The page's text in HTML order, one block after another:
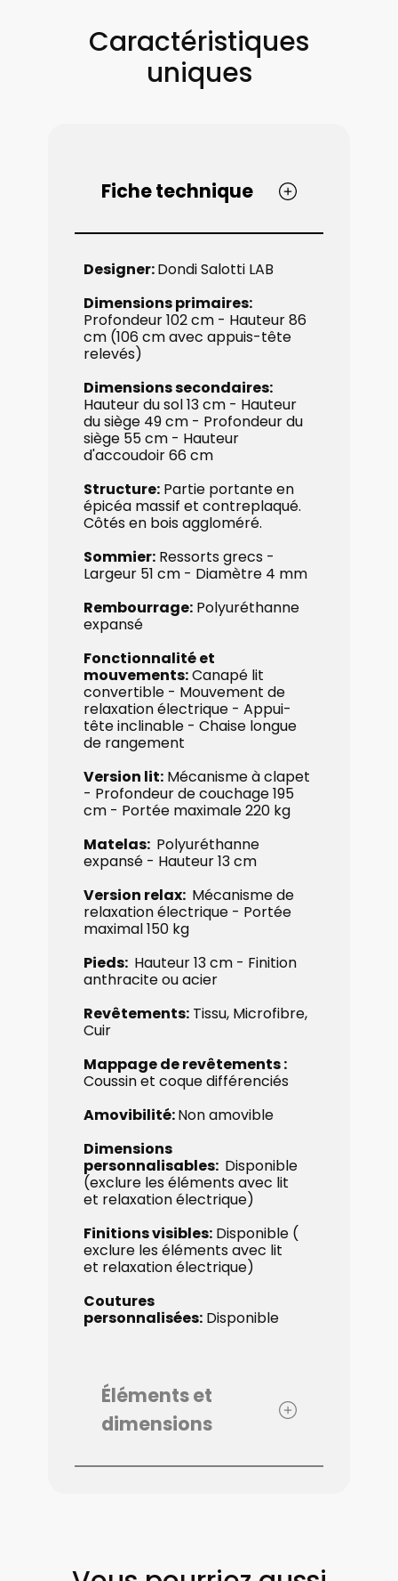
Caractéristiques
uniques
Fiche technique
Designer:Dondi Salotti LAB
D​imensions primaires:
Profondeur 102 cm - Hauteur 86
cm (106 cm ​avec appuis-tête
relevés)
Dimensions secondaires:
Hauteur du sol 13 cm - ​Hauteur
du siège 49 cm - ​Profondeur du
siège 55 cm - ​Hauteur
d'accoudoir 66 cm
Structure: ​Partie portante en
épicéa massif et contreplaqué.
Côtés en bois aggloméré.
Sommier: ​Ressorts grecs -
Largeur 51 cm - Diamètre 4 mm
Rembourrage: Polyuréthanne
expansé
Fonctionnalité et
mouvements:​Canapé lit
convertible - Mouvement de
relaxation électrique - Appui-
tête inclinable - Chaise longue
de rangement
Version lit: ​Mécanisme à clapet
- Profondeur de couchage 195
cm - ​Portée maximale 220 kg
Matelas: Polyuréthanne
expansé - ​Hauteur 13 cm
Version relax: Mécanisme de
relaxation électrique - Portée
maximal 150 kg
Pieds: Hauteur 13 cm - ​Finition
anthracite ou acier
Revêtements: ​Tissu, Microfibre,
Cuir
Mappage de revêtements :
Coussin et coque différenciés
Amovibilité:Non amovible
Dimensions
personnalisables: Disponible
(exclure les éléments avec lit
et relaxation électrique)
Finitions visibles: Disponible (​
exclure les éléments avec lit
et relaxation électrique)
Coutures
personnalisées: Disponible
Éléments et
dimensions